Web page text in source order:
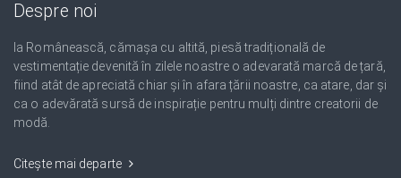
Despre noi
Ia Românească, cămașa cu altită, piesă tradițională de
vestimentație devenită în zilele noastre o adevarată marcă de țară,
fiind atât de apreciată chiar și în afara țării noastre, ca atare, dar și
ca o adevărată sursă de inspirație pentru mulți dintre creatorii de
modă.
Citește mai departe